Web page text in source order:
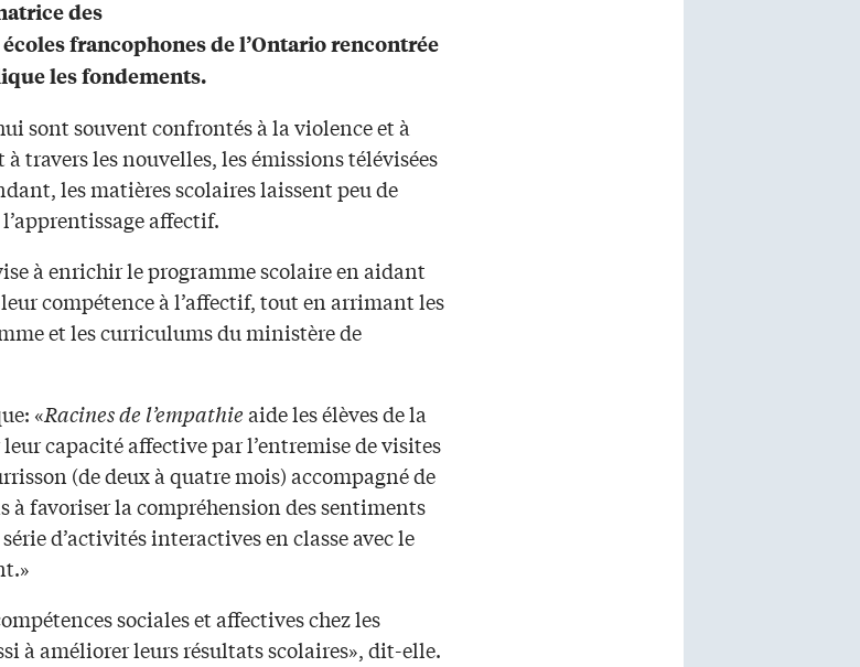
des
francophones de l’Ontario rencontrée
les fondements.
sont souvent confrontés à la violence et à
à travers les nouvelles, les émissions télévisées
les matières scolaires laissent peu de
affectif.
à enrichir le programme scolaire en aidant
compétence à l’affectif, tout en arrimant les
et les curriculums du ministère de
«Racines de l’empathieaide les élèves de la
leur capacité affective par l’entremise de visites
(de deux à quatre mois) accompagné de
à favoriser la compréhension des sentiments
d’activités interactives en classe avec le
sociales et affectives chez les
à améliorer leurs résultats scolaires», dit-elle.